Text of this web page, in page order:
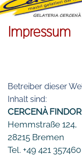
Impressum
Betreiber dieser
Inhalt sind:
CERCENÀ
Hemmstraße 124,
28215 Bremen
Tel. +49 421 357460